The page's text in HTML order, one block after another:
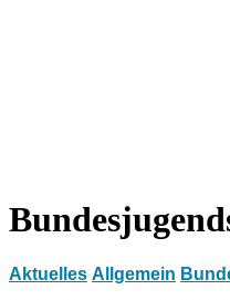
Aktuelles Allgemein